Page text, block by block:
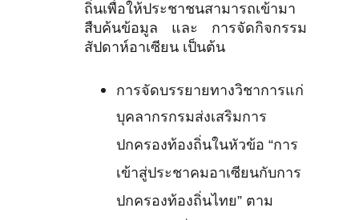
ถิ่นเพื่อให้ประชาชนสามารถเข้ามา
สืบค้นข้อมูล และ การจัดกิจกรรม
สัปดาห์อาเซียน เป็นต้น
การจัดบรรยายทางวิชาการแก่
บุคลากรกรมส่งเสริมการ
ปกครองท้องถิ่นในหัวข้อ “การ
เข้าสู่ประชาคมอาเซียนกับการ
ปกครองท้องถิ่นไทย” ตาม